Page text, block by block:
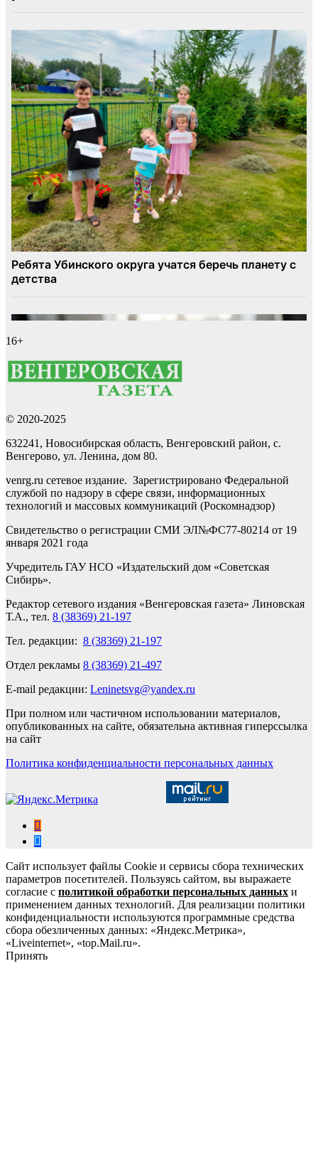
16+
© 2020-2025
632241, Новосибирская область, Венгеровский район, с.
Венгерово, ул. Ленина, дом 80.
venrg.ru сетевое издание. Зарегистрировано Федеральной
службой по надзору в сфере связи, информационных
технологий и массовых коммуникаций (Роскомнадзор)
Свидетельство о регистрации СМИ ЭЛ№ФС77-80214 от 19
января 2021 года
Учредитель ГАУ НСО «Издательский дом «Советская
Сибирь».
Редактор сетевого издания «Венгеровская газета» Линовская
Т.А., тел. 8 (38369) 21-197
Тел. редакции: 8 (38369) 21-197
Отдел рекламы 8 (38369) 21-497
E-mail редакции: Leninetsvg@yandex.ru
При полном или частичном использовании материалов,
опубликованных на сайте, обязательна активная гиперссылка
на сайт
Политика конфиденциальности персональных данных
Сайт использует файлы Cookie и сервисы сбора технических
параметров посетителей. Пользуясь сайтом, вы выражаете
согласие с политикой обработки персональных данных и
применением данных технологий. Для реализации политики
конфиденциальности используются программные средства
сбора обезличенных данных: «Яндекс.Метрика»,
«Liveinternet», «top.Mail.ru».
Принять